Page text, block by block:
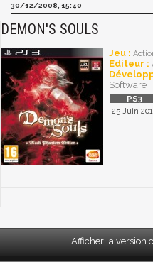
30/12/2008, 15:40
DEMON'S SOULS
Jeu :
Editeur :
Software
25 Juin
Afficher la version